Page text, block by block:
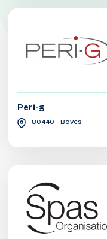
Peri-g
80440 - Boves